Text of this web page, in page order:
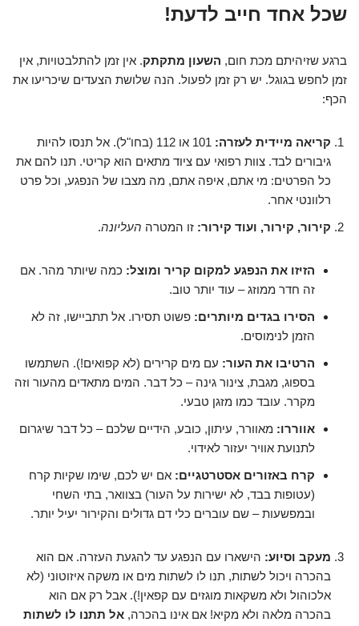
שכל אחד חייב לדעת!
ברגע שזיהיתם מכת חום, השעון מתקתק. אין זמן להתלבטויות, אין
זמן לחפש בגוגל. יש רק זמן לפעול. הנה שלושת הצעדים שיכריעו את
הכף:
קריאה מיידית לעזרה:
101 או 112 (בחו"ל). אל תנסו להיות
גיבורים לבד. צוות רפואי עם ציוד מתאים הוא קריטי. תנו להם את
כל הפרטים: מי אתם, איפה אתם, מה מצבו של הנפגע, וכל פרט
רלוונטי אחר.
קירור, קירור, ועוד קירור: זו המטרה העליונה.
הזיזו את הנפגע למקום קריר ומוצל: כמה שיותר מהר. אם
זה חדר ממוזג – עוד יותר טוב.
הסירו בגדים מיותרים: פשוט תסירו. אל תתביישו, זה לא
הזמן לנימוסים.
הרטיבו את העור: עם מים קרירים (לא קפואים!). השתמשו
בספוג, מגבת, צינור גינה – כל דבר. המים מתאדים מהעור וזה
מקרר. עובד כמו מזגן טבעי.
אווררו: מאוורר, עיתון, כובע, הידיים שלכם – כל דבר שיגרום
לתנועת אוויר יעזור לאידוי.
קרח באזורים אסטרטגיים: אם יש לכם, שימו שקיות קרח
(עטופות בבד, לא ישירות על העור) בצוואר, בתי השחי
ובמפשעות – שם עוברים כלי דם גדולים והקירור יעיל יותר.
מעקב וסיוע: הישארו עם הנפגע עד להגעת העזרה. אם הוא
בהכרה ויכול לשתות, תנו לו לשתות מים או משקה איזוטוני (לא
אלכוהול ולא משקאות מוגזים עם קפאין!). אבל רק אם הוא
בהכרה מלאה ולא מקיא! אם אינו בהכרה, אל תתנו לו לשתות